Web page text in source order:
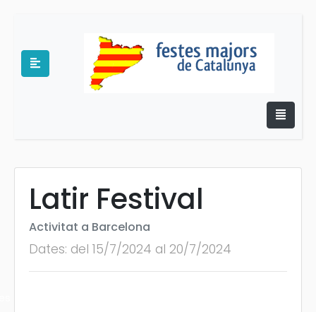
Latir Festival
Activitat a Barcelona
Dates: del 15/7/2024 al 20/7/2024